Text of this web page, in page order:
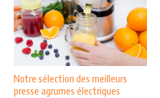
Notre sélection des meilleurs
presse agrumes électriques